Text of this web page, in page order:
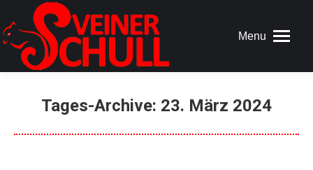
Menu
Tages-Archive: 23. März 2024